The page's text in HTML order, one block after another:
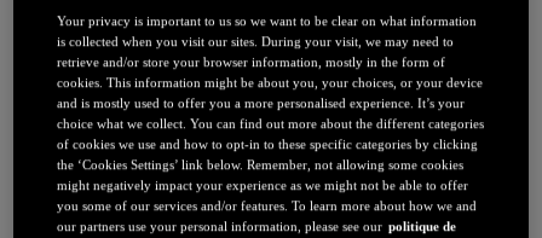
Brune / Noire
Rousse / Auburn
Eclaircissant
Tie & dye et balayage
Retouche racines
Flashy
Par durée
Permanente
Temporaire
Coloration : Par gamme
Age Perfect
Your privacy is important to us so we want to be clear on what information
is collected when you visit our sites. During your visit, we may need to
retrieve and/or store your browser information, mostly in the form of
cookies. This information might be about you, your choices, or your device
and is mostly used to offer you a more personalised experience. It’s your
choice what we collect. You can find out more about the different categories
of cookies we use and how to opt-in to these specific categories by clicking
the ‘Cookies Settings’ link below. Remember, not allowing some cookies
might negatively impact your experience as we might not be able to offer
you some of our services and/or features. To learn more about how we and
our partners use your personal information, please see our politique de